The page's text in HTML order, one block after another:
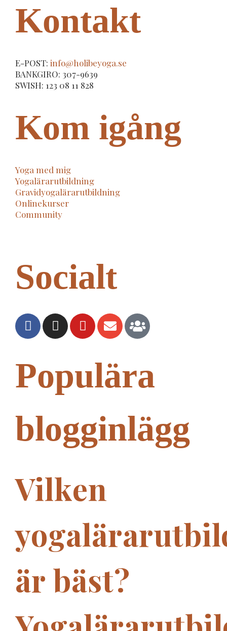
Kontakt
E-POST: info@holibeyoga.se
BANKGIRO: 307-9639
SWISH: 123 08 11 828
Kom igång
Yoga med mig
Yogalärarutbildning
Gravidyogalärarutbildning
Onlinekurser
Community
Socialt
Populära
blogginlägg
Vilken
är bäst?